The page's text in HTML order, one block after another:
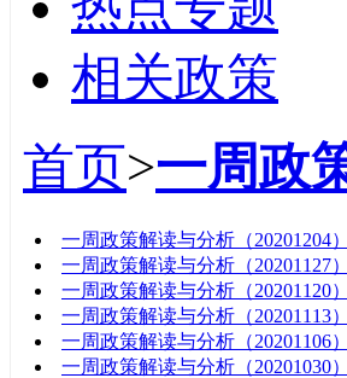
相关政策
首页>一周政
一周政策解读与分析（20201204）
一周政策解读与分析（20201127）
一周政策解读与分析（20201120）
一周政策解读与分析（20201113）
一周政策解读与分析（20201106）
一周政策解读与分析（20201030）